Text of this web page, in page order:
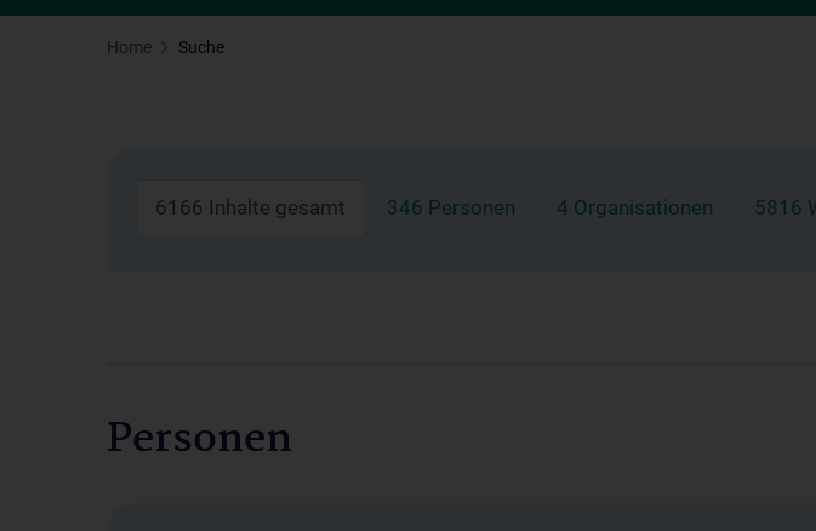
Home Suche
6166 Inhalte gesamt 346 Personen 4 Organisationen 5816
Personen